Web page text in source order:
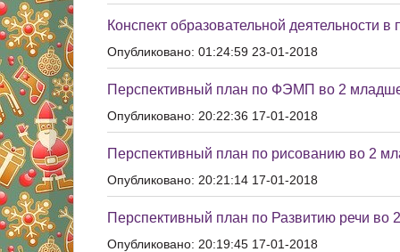
Конспект образовательной деятельности
Опубликовано: 01:24:59 23-01-2018
Перспективный план по ФЭМП во 2
Опубликовано: 20:22:36 17-01-2018
Перспективный план по рисованию во 2
Опубликовано: 20:21:14 17-01-2018
Перспективный план по Развитию речи
Опубликовано: 20:19:45 17-01-2018